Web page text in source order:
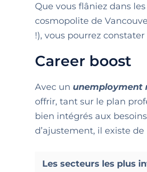
Que vous flâniez dans
cosmopolite de
!), vous pourrez
Career boost
Avec un unemployment
offrir, tant sur le plan
bien intégrés aux
d’ajustement, il existe
Les secteurs les plus